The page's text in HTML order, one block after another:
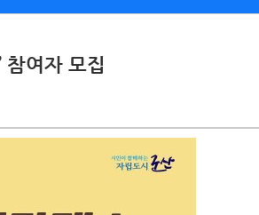
참여자 모집